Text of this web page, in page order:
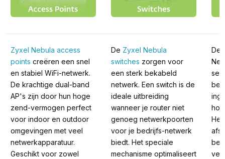
Zyxel Nebula access
points creëren een snel
en stabiel WiFi-netwerk.
De krachtige dual-band
AP's zijn door hun hoge
zend-vermogen perfect
voor indoor en outdoor
omgevingen met veel
netwerkapparatuur.
Geschikt voor zowel
De Zyxel Nebula
switches zorgen voor
een sterk bekabeld
netwerk. Een switch is de
ideale uitbreiding
wanneer je router niet
genoeg netwerkpoorten
voor je bedrijfs-netwerk
biedt. Het speciale
mechanisme optimaliseert
De
Het